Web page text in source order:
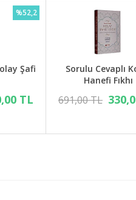
Şafi
TL
%52,2
Sorulu Cevaplı
Hanefi Fıkhı
691,00 TL